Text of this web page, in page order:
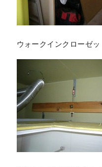
ウォークインクローゼッ